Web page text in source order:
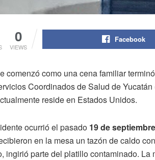
0
VIEWS
Facebook
comenzó como una cena familiar
Coordinados de Salud de
reside en Estados Unidos.
ocurrió el pasado 19 de septiembre
en la mesa un tazón de caldo
ingirió parte del platillo contaminado.